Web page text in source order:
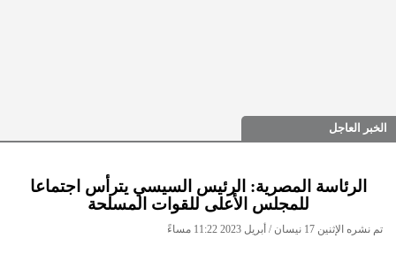
الخبر العاجل
الرئاسة المصرية: الرئيس السيسي يترأس اجتماعا
للمجلس الأعلى للقوات المسلحة
تم نشره الإثنين 17 نيسان / أبريل 2023 11:22 مساءً